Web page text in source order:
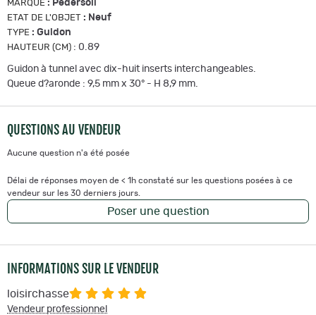
MARQUE : Pedersoli
ETAT DE L'OBJET : Neuf
TYPE : Guidon
HAUTEUR (CM) : 0.89
Guidon à tunnel avec dix-huit inserts interchangeables.
Queue d?aronde : 9,5 mm x 30° - H 8,9 mm.
QUESTIONS AU VENDEUR
Aucune question n'a été posée
Délai de réponses moyen de < 1h constaté sur les questions posées à ce
vendeur sur les 30 derniers jours.
Poser une question
INFORMATIONS SUR LE VENDEUR
loisirchasse
Vendeur professionnel